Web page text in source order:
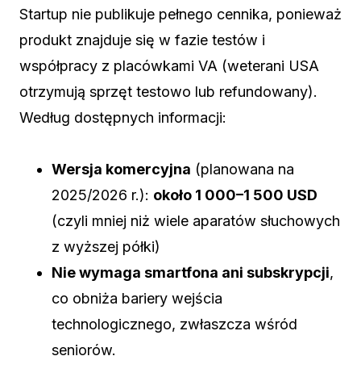
Startup nie publikuje pełnego cennika, ponieważ
produkt znajduje się w fazie testów i
współpracy z placówkami VA (weterani USA
otrzymują sprzęt testowo lub refundowany).
Według dostępnych informacji:
Wersja komercyjna (planowana na
2025/2026 r.): około 1 000–1 500 USD
(czyli mniej niż wiele aparatów słuchowych
z wyższej półki)
Nie wymaga smartfona ani subskrypcji,
co obniża bariery wejścia
technologicznego, zwłaszcza wśród
seniorów.